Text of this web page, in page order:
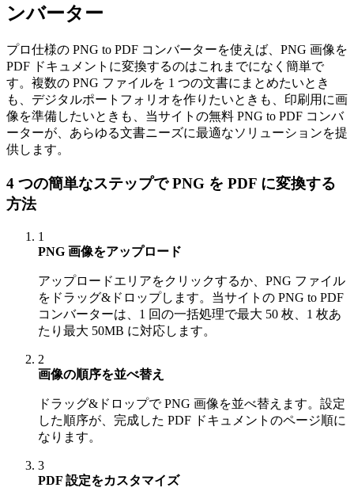
ンバーター
プロ仕様の PNG to PDF コンバーターを使えば、PNG 画像を
PDF ドキュメントに変換するのはこれまでになく簡単で
す。複数の PNG ファイルを 1 つの文書にまとめたいとき
も、デジタルポートフォリオを作りたいときも、印刷用に画
像を準備したいときも、当サイトの無料 PNG to PDF コンバ
ーターが、あらゆる文書ニーズに最適なソリューションを提
供します。
4 つの簡単なステップで PNG を PDF に変換する
方法
1
PNG 画像をアップロード
アップロードエリアをクリックするか、PNG ファイル
をドラッグ&ドロップします。当サイトの PNG to PDF
コンバーターは、1 回の一括処理で最大 50 枚、1 枚あ
たり最大 50MB に対応します。
2
画像の順序を並べ替え
ドラッグ&ドロップで PNG 画像を並べ替えます。設定
した順序が、完成した PDF ドキュメントのページ順に
なります。
3
PDF 設定をカスタマイズ